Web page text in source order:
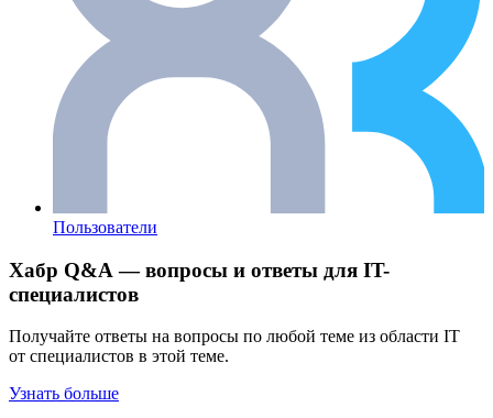
Пользователи
Хабр Q&A — вопросы и ответы для IT-
специалистов
Получайте ответы на вопросы по любой теме из области IT
от специалистов в этой теме.
Узнать больше